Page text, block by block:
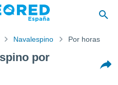
Navalespino Por horas
por